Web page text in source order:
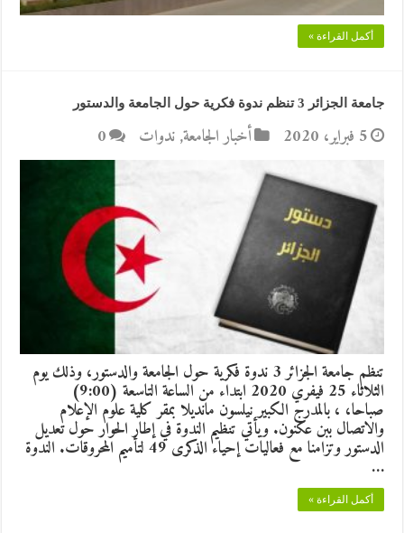
أكمل القراءة »
جامعة الجزائر 3 تنظم ندوة فكرية حول الجامعة والدستور
5 فبراير، 2020 أخبار الجامعة,ندوات 0
تنظم جامعة الجزائر 3 ندوة فكرية حول الجامعة والدستور، وذلك يوم
الثلاثاء 25 فيفري 2020 ابتداء من الساعة التاسعة (9:00)
صباحا، ، بالمدرج الكبير نيلسون مانديلا بمقر كلية علوم الإعلام
والاتصال ببن عكنون. ويأتي تنظيم الندوة في إطار الحوار حول تعديل
الدستور وتزامنا مع فعاليات إحياء الذكرى 49 لتأميم المحروقات. الندوة
…
أكمل القراءة »